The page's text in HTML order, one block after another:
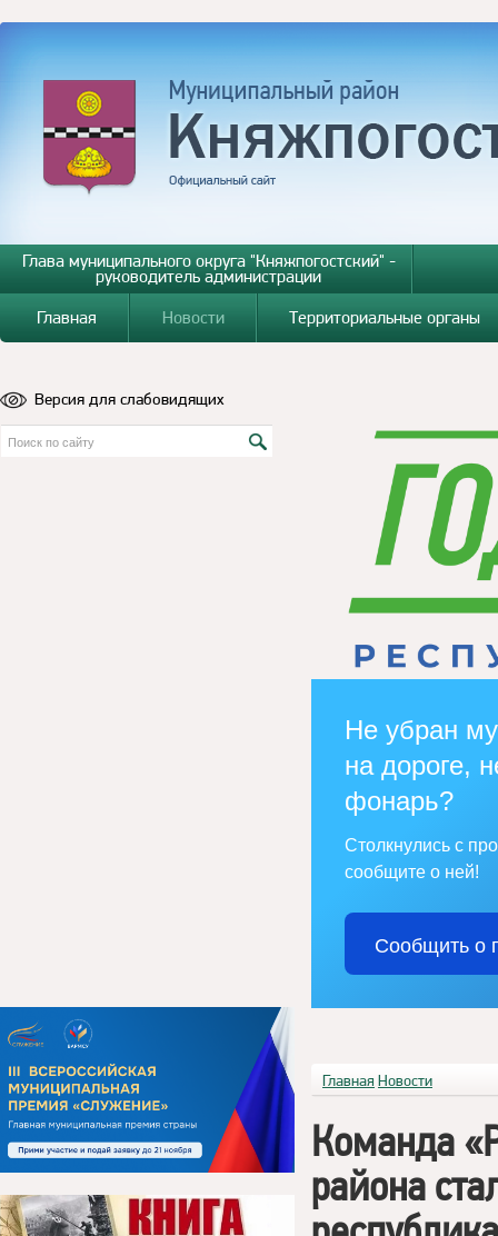
Глава муниципального округа "Княжпогостский" -
руководитель администрации
Главная
Новости Территориальные органы
Версия для слабовидящих
Не убран
на дороге,
фонарь?
Столкнулись с
сообщите о ней!
Сообщить о
Главная Новости
Команда
района